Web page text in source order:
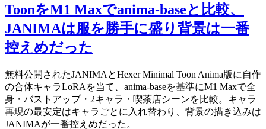
ToonをM1 Maxでanima-baseと比較、
JANIMAは服を勝手に盛り背景は一番
控えめだった
無料公開されたJANIMAとHexer Minimal Toon Anima版に自作
の合体キャラLoRAを当て、anima-baseを基準にM1 Maxで全
身・バストアップ・2キャラ・喫茶店シーンを比較。キャラ
再現の最安定はキャラごとに入れ替わり、背景の描き込みは
JANIMAが一番控えめだった。